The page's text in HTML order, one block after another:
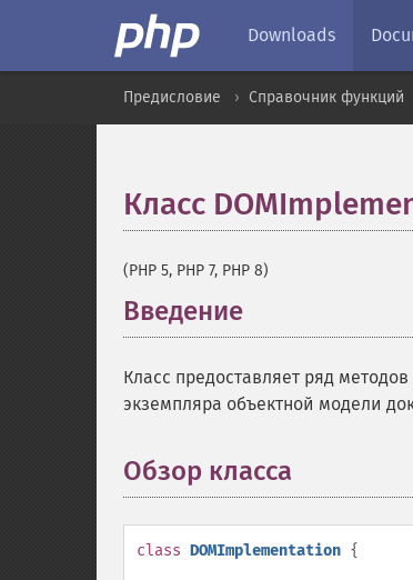
Downloads
Предисловие Справочник функций
Класс
(PHP 5, PHP 7, PHP 8)
Введение
Класс предоставляет ряд
экземпляра объектной модели
Обзор класса
class DOMImplementation {